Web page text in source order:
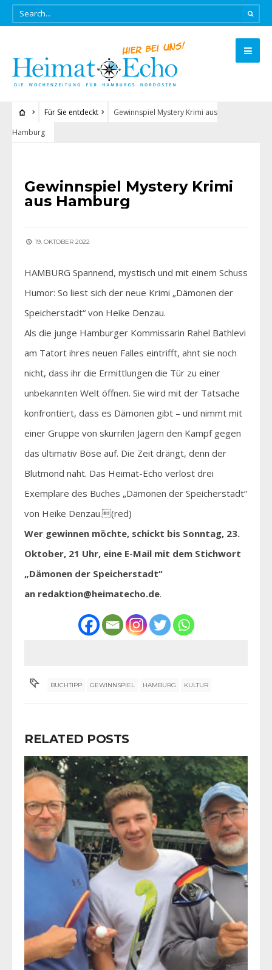
Für Sie entdeckt
Gewinnspiel Mystery Krimi aus
Hamburg
Gewinnspiel Mystery Krimi
aus Hamburg
19. OKTOBER 2022
HAMBURG Spannend, mystisch und mit einem Schuss
Humor: So liest sich der neue Krimi „Dämonen der
Speicherstadt“ von Heike Denzau.
Als die junge Hamburger Kommissarin Rahel Bathlevi
am Tatort ihres neuen Falles eintrifft, ahnt sie noch
nicht, dass ihr die Ermittlungen die Tür zu einer
unbekannten Welt öffnen. Sie wird mit der Tatsache
konfrontiert, dass es Dämonen gibt – und nimmt mit
einer Gruppe von skurrilen Jägern den Kampf gegen
das ultimativ Böse auf. Die Zeit drängt, denn der
Blutmond naht. Das Heimat-Echo verlost drei
Exemplare des Buches „Dämonen der Speicherstadt“
von Heike Denzau.(red)
Wer gewinnen möchte, schickt bis Sonntag, 23.
Oktober, 21 Uhr, eine E-Mail mit dem Stichwort
„Dämonen der Speicherstadt“
an redaktion@heimatecho.de.
BUCHTIPP GEWINNSPIEL HAMBURG KULTUR
RELATED POSTS